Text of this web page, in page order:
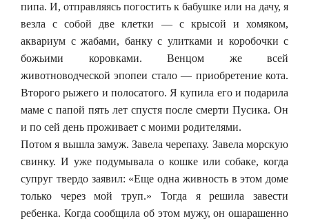
пипа. И, отправляясь погостить к бабушке или на дачу, я
везла с собой две клетки — с крысой и хомяком,
аквариум с жабами, банку с улитками и коробочки с
божьими коровками. Венцом же всей
животноводческой эпопеи стало — приобретение кота.
Второго рыжего и полосатого. Я купила его и подарила
маме с папой пять лет спустя после смерти Пусика. Он
и по сей день проживает с моими родителями.
Потом я вышла замуж. Завела черепаху. Завела морскую
свинку. И уже подумывала о кошке или собаке, когда
супруг твердо заявил: «Еще одна живность в этом доме
только через мой труп.» Тогда я решила завести
ребенка. Когда сообщила об этом мужу, он ошарашенно